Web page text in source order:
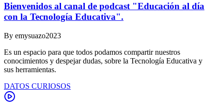
Bienvenidos al canal de podcast "Educación al día
con la Tecnología Educativa".
By emysuazo2023
Es un espacio para que todos podamos compartir nuestros
conocimientos y despejar dudas, sobre la Tecnología Educativa y
sus herramientas.
DATOS CURIOSOS